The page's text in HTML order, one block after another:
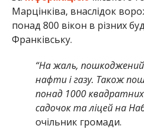
Марцінківа, внаслідок
понад 800 вікон в різних
Франківську.
“На жаль,
нафти і газу. Також
понад 1000
садочок та ліцей на
очільник громади.